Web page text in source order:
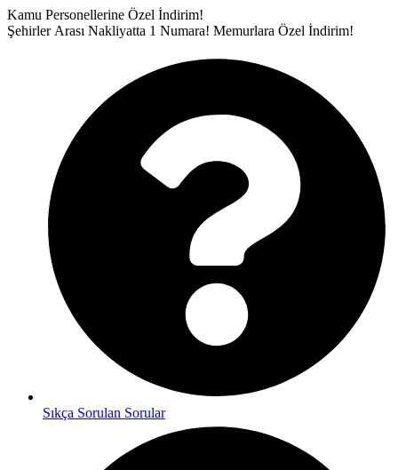
İçeriğe
atla
Kamu Personellerine Özel İndirim!
Şehirler Arası Nakliyatta 1 Numara! Memurlara Özel İndirim!
Sıkça Sorulan Sorular